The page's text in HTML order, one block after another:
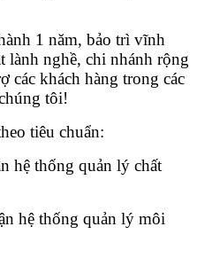
1 năm, bảo trì vĩnh
nghề, chi nhánh rộng
các khách hàng trong các
tôi!
tiêu chuẩn:
hệ thống quản lý chất
hệ thống quản lý môi